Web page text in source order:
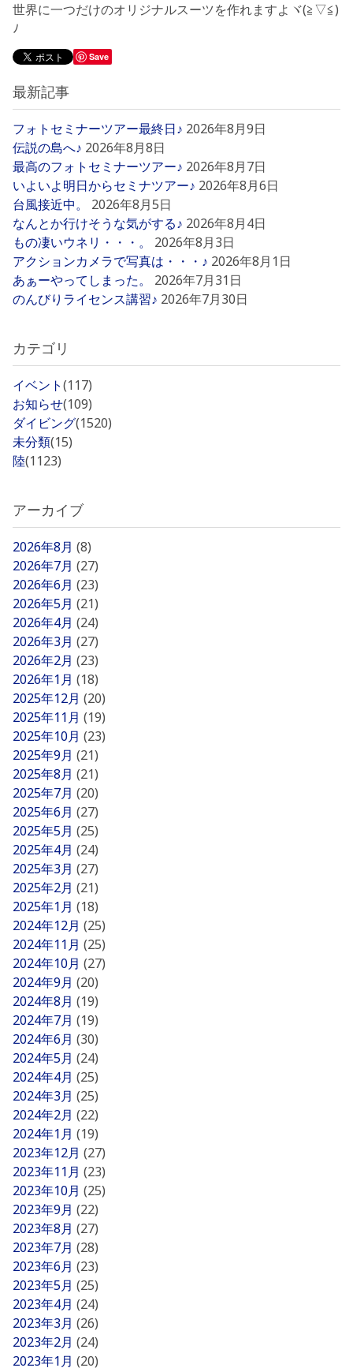
世界に一つだけのオリジナルスーツを作れますよヾ(≧▽≦)
ﾉ
Save
最新記事
フォトセミナーツアー最終日♪ 2026年8月9日
伝説の島へ♪ 2026年8月8日
最高のフォトセミナーツアー♪ 2026年8月7日
いよいよ明日からセミナツアー♪ 2026年8月6日
台風接近中。
2026年8月5日
なんとか行けそうな気がする♪ 2026年8月4日
もの凄いウネリ・・・。
2026年8月3日
アクションカメラで写真は・・・♪ 2026年8月1日
あぁーやってしまった。
2026年7月31日
のんびりライセンス講習♪ 2026年7月30日
カテゴリ
イベント(117)
お知らせ(109)
ダイビング(1520)
未分類(15)
陸(1123)
アーカイブ
2026年8月 (8)
2026年7月 (27)
2026年6月 (23)
2026年5月 (21)
2026年4月 (24)
2026年3月 (27)
2026年2月 (23)
2026年1月 (18)
2025年12月 (20)
2025年11月 (19)
2025年10月 (23)
2025年9月 (21)
2025年8月 (21)
2025年7月 (20)
2025年6月 (27)
2025年5月 (25)
2025年4月 (24)
2025年3月 (27)
2025年2月 (21)
2025年1月 (18)
2024年12月 (25)
2024年11月 (25)
2024年10月 (27)
2024年9月 (20)
2024年8月 (19)
2024年7月 (19)
2024年6月 (30)
2024年5月 (24)
2024年4月 (25)
2024年3月 (25)
2024年2月 (22)
2024年1月 (19)
2023年12月 (27)
2023年11月 (23)
2023年10月 (25)
2023年9月 (22)
2023年8月 (27)
2023年7月 (28)
2023年6月 (23)
2023年5月 (25)
2023年4月 (24)
2023年3月 (26)
2023年2月 (24)
2023年1月 (20)